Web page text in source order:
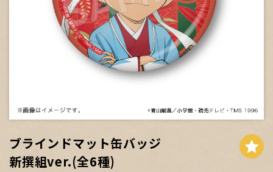
ブラインドマット缶バッジ
新撰組ver.(全6種)